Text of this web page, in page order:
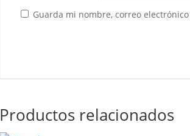
Guarda mi nombre, correo
Productos relacionados